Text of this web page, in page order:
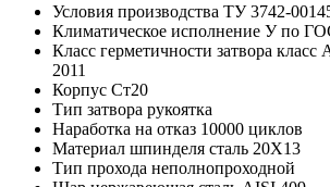
Условия производства ТУ 3742-
Климатическое исполнение У по
Класс герметичности затвора класс
2011
Корпус Ст20
Тип затвора рукоятка
Наработка на отказ 10000 циклов
Материал шпинделя сталь 20Х13
Тип прохода неполнопроходной